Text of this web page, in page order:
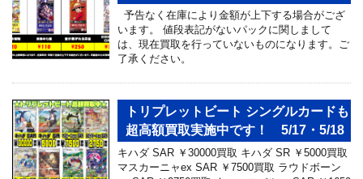
予告なく在庫により金額が上下する場合がござ
います。 値段表記がないパックに関しまして
は、現在買取を行っていないものになります。ご
了承ください。
トリプレットビート シングルカードも
超高額買取実施中です！ 5/17・5/18
キハダ SAR ￥30000買取 キハダ SR ￥5000買取
マスカーニャex SAR ￥7500買取 ラウドボーン